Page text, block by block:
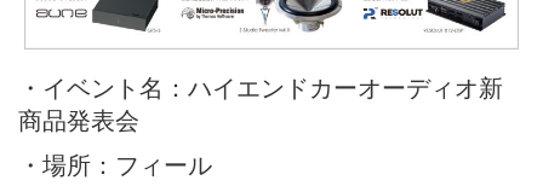
・イベント名：ハイエンドカーオーディオ新
商品発表会
・場所： フィール